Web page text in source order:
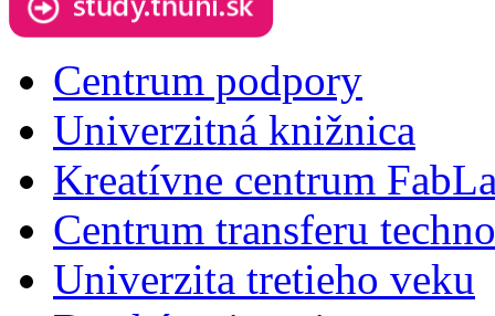
Centrum podpory
Univerzitná knižnica
Kreatívne centrum
Centrum transferu
Univerzita tretieho veku